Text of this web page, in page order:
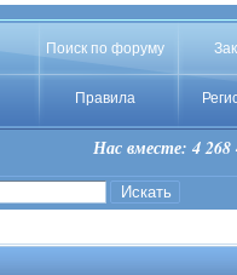
Поиск по форуму
Правила
Нас вместе: 4 268